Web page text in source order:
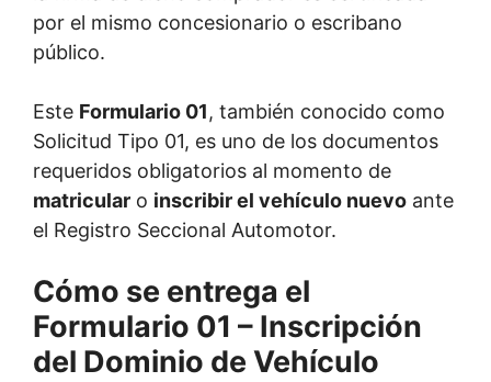
por el mismo concesionario o escribano
público.
Este Formulario 01, también conocido como
Solicitud Tipo 01, es uno de los documentos
requeridos obligatorios al momento de
matricular o inscribir el vehículo nuevo ante
el Registro Seccional Automotor.
Cómo se entrega el
Formulario 01 – Inscripción
del Dominio de Vehículo